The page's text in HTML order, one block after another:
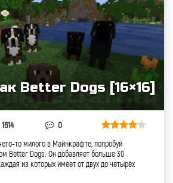
Better Dogs [16×16]
1614 0
то милого в Майнкрафте, попробуй
Better Dogs. Он добавляет больше 30
из которых имеет от двух до четырёх